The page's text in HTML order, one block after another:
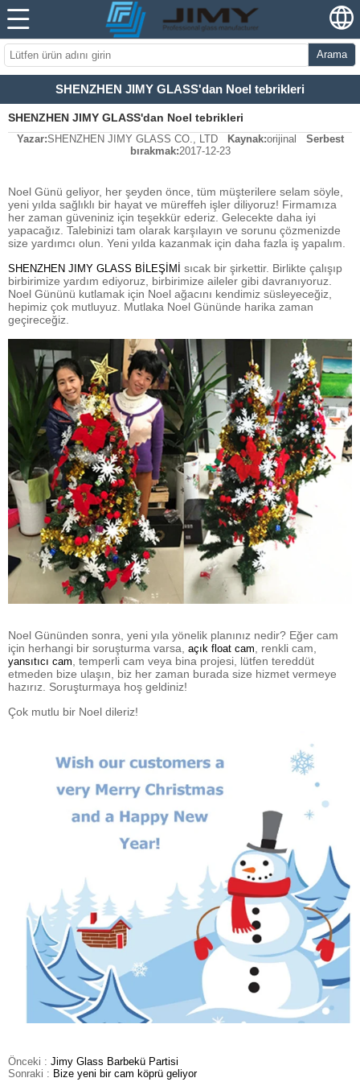
Arama
SHENZHEN JIMY GLASS'dan Noel tebrikleri
SHENZHEN JIMY GLASS'dan Noel tebrikleri
Yazar:SHENZHEN JIMY GLASS CO., LTD Kaynak:orijinal
Serbest
bırakmak:2017-12-23
Noel Günü geliyor, her şeyden önce, tüm müşterilere selam söyle,
yeni yılda sağlıklı bir hayat ve müreffeh işler diliyoruz! Firmamıza
her zaman güveniniz için teşekkür ederiz. Gelecekte daha iyi
yapacağız. Talebinizi tam olarak karşılayın ve sorunu çözmenizde
size yardımcı olun. Yeni yılda kazanmak için daha fazla iş yapalım.
SHENZHEN JIMY GLASS BİLEŞİMİ
sıcak bir şirkettir. Birlikte çalışıp
birbirimize yardım ediyoruz, birbirimize aileler gibi davranıyoruz.
Noel Gününü kutlamak için Noel ağacını kendimiz süsleyeceğiz,
hepimiz çok mutluyuz. Mutlaka Noel Gününde harika zaman
geçireceğiz.
Noel Gününden sonra, yeni yıla yönelik planınız nedir? Eğer cam
için herhangi bir soruşturma varsa, açık float cam, renkli cam,
yansıtıcı cam, temperli cam veya bina projesi, lütfen tereddüt
etmeden bize ulaşın, biz her zaman burada size hizmet vermeye
hazırız. Soruşturmaya hoş geldiniz!
Çok mutlu bir Noel dileriz!
Önceki : Jimy Glass Barbekü Partisi
Sonraki : Bize yeni bir cam köprü geliyor